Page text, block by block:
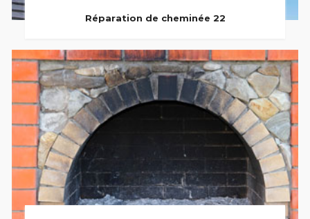
Réparation de cheminée 22